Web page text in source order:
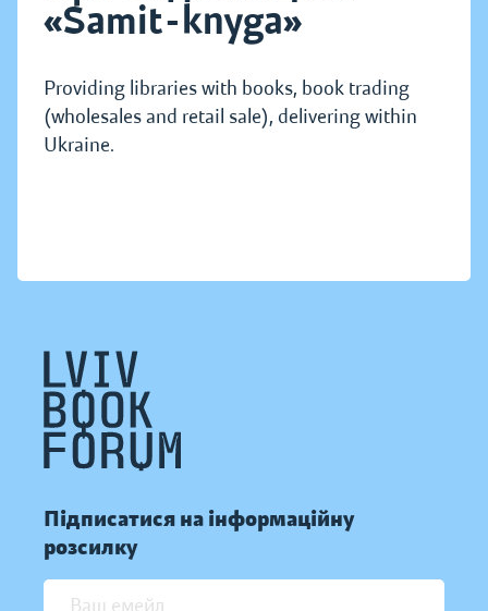
«Samit-knyga»
Providing libraries with books, book trading
(wholesales and retail sale), delivering within
Ukraine.
Підписатися на інформаційну
розсилку